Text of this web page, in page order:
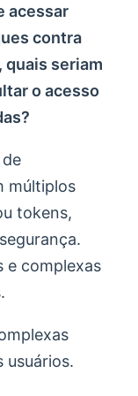
acessar
contra
quais seriam
o acesso
múltiplos
tokens,
e complexas
usuários.